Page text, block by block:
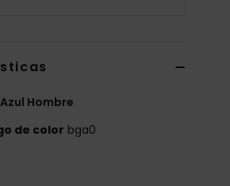
Hombre
de color bga0